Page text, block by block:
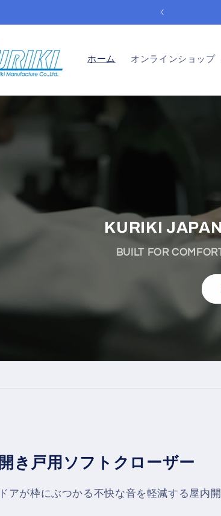
ホーム オンラインショップ
開き戸用ソフトクローザー
ドアが枠にぶつかる不快な音を軽減する屋内